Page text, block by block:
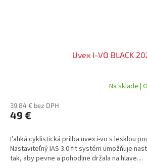
Uvex I-VO BLACK
Na sklade |
39.84 € bez DPH
49 €
Ľahká cyklistická prilba uvex i-vo s lesklou
Nastaviteľný IAS 3.0 fit systém umožňuje
tak, aby pevne a pohodlne držala na hlave....